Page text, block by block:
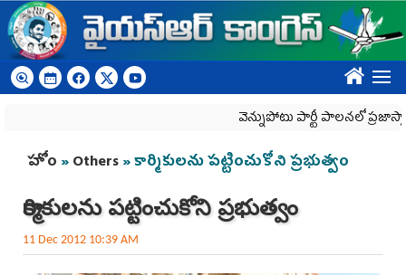
Skip to main content
????
వెన్నుపోటు పార్టీ పాలనలో ప్రజాస్వామ్యం
You are here
హోం »Others» కార్మికులను పట్టించుకోని ప్రభుత్వం
కార్మికులను పట్టించుకోని ప్రభుత్వం
11 Dec 2012 10:39 AM